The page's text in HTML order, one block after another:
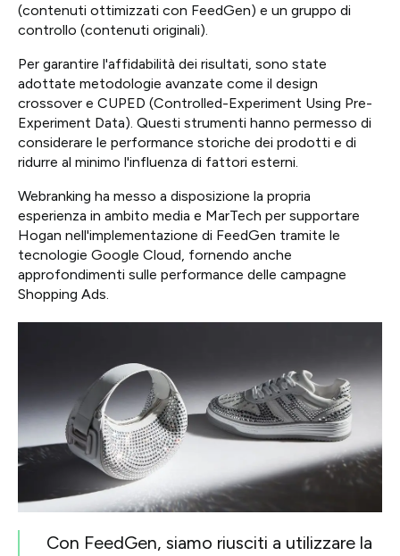
(contenuti ottimizzati con FeedGen) e un gruppo di
controllo (contenuti originali).
Per garantire l'affidabilità dei risultati, sono state
adottate metodologie avanzate come il design
crossover e CUPED (Controlled-Experiment Using Pre-
Experiment Data). Questi strumenti hanno permesso di
considerare le performance storiche dei prodotti e di
ridurre al minimo l'influenza di fattori esterni.
Webranking ha messo a disposizione la propria
esperienza in ambito media e MarTech per supportare
Hogan nell'implementazione di FeedGen tramite le
tecnologie Google Cloud, fornendo anche
approfondimenti sulle performance delle campagne
Shopping Ads.
Con FeedGen, siamo riusciti a utilizzare la